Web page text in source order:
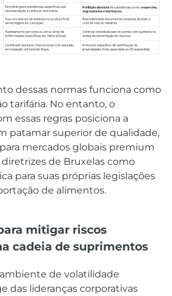
dessas normas funciona como
tarifária. No entanto, o
essas regras posiciona a
patamar superior de qualidade,
mercados globais premium
de Bruxelas como
para suas próprias legislações
de alimentos.
mitigar riscos
cadeia de suprimentos
de volatilidade
das lideranças corporativas